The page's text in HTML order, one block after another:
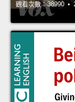
觀看次數：38990 •